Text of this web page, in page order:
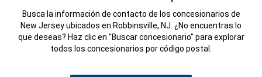
Busca la información de contacto de los concesionarios de
New Jersey ubicados en Robbinsville, NJ. ¿No encuentras lo
que deseas? Haz clic en "Buscar concesionario" para explorar
todos los concesionarios por código postal.